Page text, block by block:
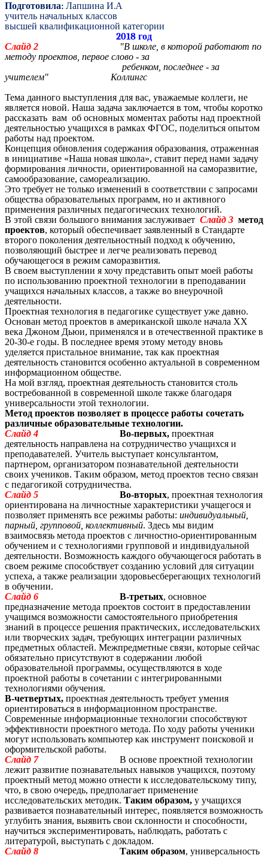
Подготовила: Лапшина И.А
учитель начальных классов
высшей квалификационной категории
2018 год
Слайд 2
"В школе, в которой работают по
методу проектов, первое слово - за
ребенком, последнее - за
учителем" Коллингс
Тема данного выступления для вас, уважаемые коллеги, не
является новой. Наша задача заключается в том, чтобы коротко
рассказать вам об основных моментах работы над проектной
деятельностью учащихся в рамках ФГОС, поделиться опытом
работы над проектом.
Концепция обновления содержания образования, отраженная
в инициативе «Наша новая школа», ставит перед нами задачу
формирования личности, ориентированной на саморазвитие,
самообразование, самореализацию.
Это требует не только изменений в соответствии с запросами
общества образовательных программ, но и активного
применения различных педагогических технологий.
В этой связи большого внимания заслуживает Слайд 3 метод
проектов, который обеспечивает заявленный в Стандарте
второго поколения деятельностный подход к обучению,
позволяющий быстрее и легче реализовать перевод
обучающегося в режим саморазвития.
В своем выступлении я хочу представить опыт моей работы
по использованию проектной технологии в преподавании
учащихся начальных классов, а также во внеурочной
деятельности.
Проектная технология в педагогике существует уже давно.
Основан метод проектов в американской школе начала ХХ
века Джоном Дьюи, применялся и в отечественной практике в
20-З0-е годы. В последнее время этому методу вновь
уделяется пристальное внимание, так как проектная
деятельность становится особенно актуальной в современном
информационном обществе.
На мой взгляд, проектная деятельность становится столь
востребованной в современной школе также благодаря
универсальности этой технологии.
Метод проектов позволяет в процессе работы сочетать
различные образовательные технологии.
Слайд 4
Во-первых, проектная
деятельность направлена на сотрудничество учащихся и
преподавателей. Учитель выступает консультантом,
партнером, организатором познавательной деятельности
своих учеников. Таким образом, метод проектов тесно связан
с педагогикой сотрудничества.
Слайд 5
Во-вторых, проектная технология
ориентирована на личностные характеристики учащегося и
позволяет применять все режимы работы: индивидуальный,
парный, групповой, коллективный. Здесь мы видим
взаимосвязь метода проектов с личностно-ориентированным
обучением и с технологиями групповой и индивидуальной
деятельности. Возможность каждого обучающегося работать в
своем режиме способствует созданию условий для ситуации
успеха, а также реализации здоровьесберегающих технологий
в обучении.
Слайд 6
В-третьих, основное
предназначение метода проектов состоит в предоставлении
учащимся возможности самостоятельного приобретения
знаний в процессе решения практических, исследовательских
или творческих задач, требующих интеграции различных
предметных областей. Межпредметные связи, которые сейчас
обязательно присутствуют в содержании любой
образовательной программы, осуществляются в ходе
проектной работы в сочетании с интегрированными
технологиями обучения.
В-четвертых, проектная деятельность требует умения
ориентироваться в информационном пространстве.
Современные информационные технологии способствуют
эффективности проектного метода. По ходу работы ученики
могут использовать компьютер как инструмент поисковой и
оформительской работы.
Слайд 7
В основе проектной технологии
лежит развитие познавательных навыков учащихся, поэтому
проектный метод можно отнести к исследовательскому типу,
что, в свою очередь, предполагает применение
исследовательских методик. Таким образом, у учащихся
развивается познавательный интерес, появляется возможность
углубить знания, выявить свои склонности и способности,
научиться экспериментировать, наблюдать, работать с
литературой, выступать с докладом.
Слайд 8
Таким образом, универсальность